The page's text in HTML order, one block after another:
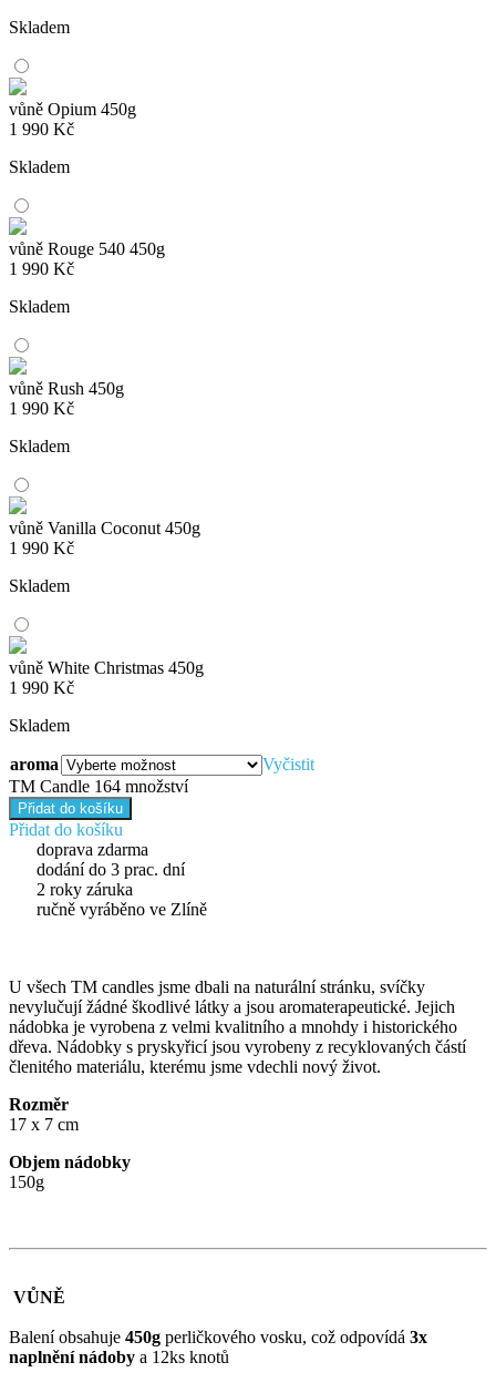
Skladem
vůně Opium 450g
1 990 Kč
Skladem
vůně Rouge 540 450g
1 990 Kč
Skladem
vůně Rush 450g
1 990 Kč
Skladem
vůně Vanilla Coconut 450g
1 990 Kč
Skladem
vůně White Christmas 450g
1 990 Kč
Skladem
aroma
Vyčistit
TM Candle 164 množství
Přidat do košíku
Přidat do košíku
doprava zdarma
dodání do 3 prac. dní
2 roky záruka
ručně vyráběno ve Zlíně
U všech TM candles jsme dbali na naturální stránku, svíčky
nevylučují žádné škodlivé látky a jsou aromaterapeutické. Jejich
nádobka je vyrobena z velmi kvalitního a mnohdy i historického
dřeva. Nádobky s pryskyřicí jsou vyrobeny z recyklovaných částí
členitého materiálu, kterému jsme vdechli nový život.
Rozměr
17 x 7 cm
Objem nádobky
150g
VŮNĚ
Balení obsahuje 450g perličkového vosku, což odpovídá 3x
naplnění nádoby a 12ks knotů